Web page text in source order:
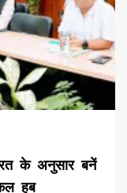
के अनुसार बनें
हब